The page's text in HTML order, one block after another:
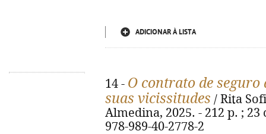
ADICIONAR À LISTA
14 - O contrato de seguro
suas vicissitudes / Rita
Almedina, 2025. - 212 p. ;
978-989-40-2778-2